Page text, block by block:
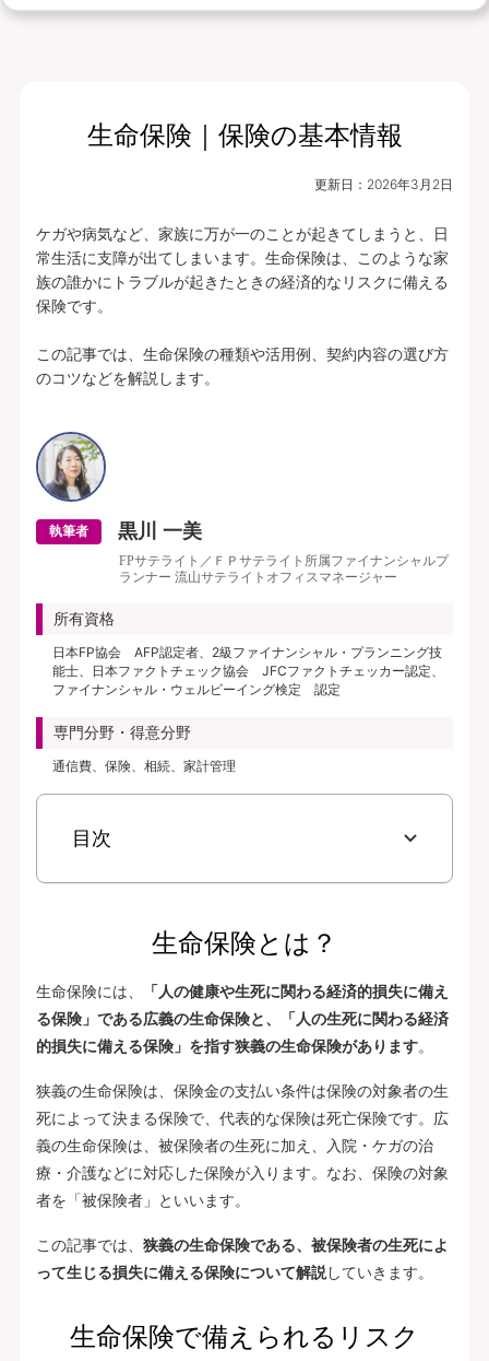
生命保険｜保険の基本情報
更新日： 2026年3月2日
ケガや病気など、家族に万が一のことが起きてしまうと、日
常生活に支障が出てしまいます。生命保険は、このような家
族の誰かにトラブルが起きたときの経済的なリスクに備える
保険です。
この記事では、生命保険の種類や活用例、契約内容の選び方
のコツなどを解説します。
執筆者 黒川 一美
FPサテライト／ＦＰサテライト所属ファイナンシャルプ
ランナー 流山サテライトオフィスマネージャー
所有資格
日本FP協会 AFP認定者、2級ファイナンシャル・プランニング技
能士、日本ファクトチェック協会 JFCファクトチェッカー認定、
ファイナンシャル・ウェルビーイング検定 認定
専門分野・得意分野
通信費、保険、相続、家計管理
目次
生命保険とは？
生命保険には、
「人の健康や生死に関わる経済的損失に備え
る保険」である広義の生命保険と、「人の生死に関わる経済
的損失に備える保険」を指す狭義の生命保険があります。
狭義の生命保険は、保険金の支払い条件は保険の対象者の生
死によって決まる保険で、代表的な保険は死亡保険です。広
義の生命保険は、被保険者の生死に加え、入院・ケガの治
療・介護などに対応した保険が入ります。なお、保険の対象
者を「被保険者」といいます。
この記事では、 狭義の生命保険である、被保険者の生死によ
って生じる損失に備える保険について解説していきます。
生命保険で備えられるリスク